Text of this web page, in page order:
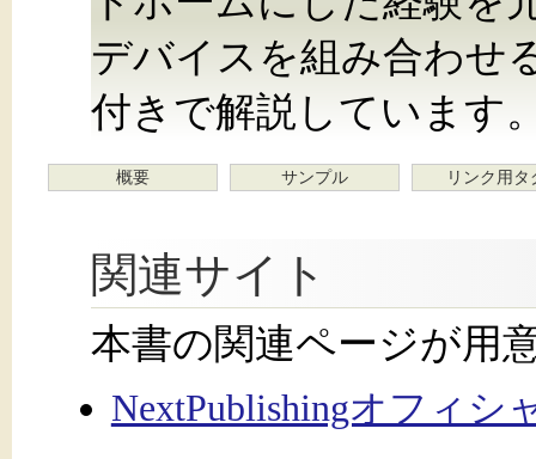
デバイスを組み合わせ
付きで解説しています
概要 サンプル リンク用タ
関連サイト
本書の関連ページが用
NextPublishingオフィシ